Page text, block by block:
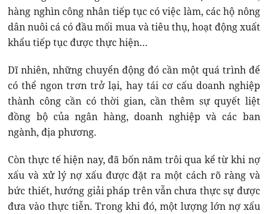
hàng nghìn công nhân tiếp tục có việc làm, các hộ nông
dân nuôi cá có đầu mối mua và tiêu thụ, hoạt động xuất
khẩu tiếp tục được thực hiện…
Dĩ nhiên, những chuyển động đó cần một quá trình để
có thể ngon trơn trở lại, hay tái cơ cấu doanh nghiệp
thành công cần có thời gian, cần thêm sự quyết liệt
đồng bộ của ngân hàng, doanh nghiệp và các ban
ngành, địa phương.
Còn thực tế hiện nay, đã bốn năm trôi qua kể từ khi nợ
xấu và xử lý nợ xấu được đặt ra một cách rõ ràng và
bức thiết, hướng giải pháp trên vẫn chưa thực sự được
đưa vào thực tiễn. Trong khi đó, một lượng lớn nợ xấu